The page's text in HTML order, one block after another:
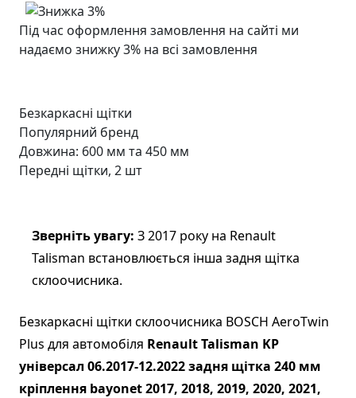
Під час оформлення замовлення на сайті ми
надаємо знижку 3% на всі замовлення
Безкаркасні щітки
Популярний бренд
Довжина: 600 мм та 450 мм
Передні щітки, 2 шт
Зверніть увагу: З 2017 року на Renault
Talisman встановлюється інша задня щітка
склоочисника.
Безкаркасні щітки склоочисника BOSCH AeroTwin
Plus для автомобіля Renault Talisman KP
універсал 06.2017-12.2022 задня щітка 240 мм
кріплення bayonet 2017, 2018, 2019, 2020, 2021,